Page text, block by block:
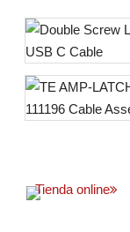
Tienda online